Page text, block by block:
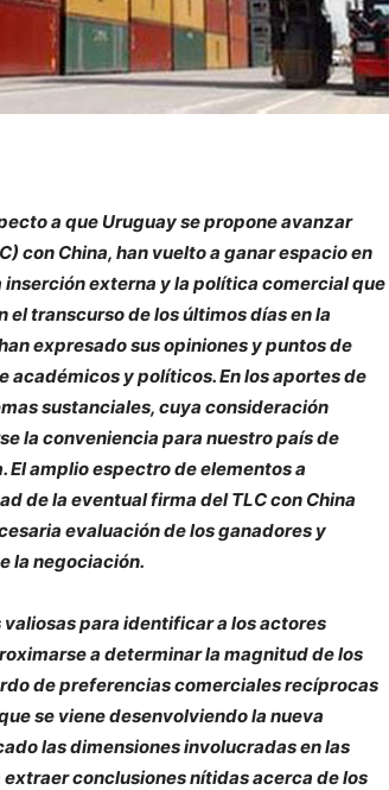
a que Uruguay se propone avanzar
con China, han vuelto a ganar espacio en
externa y la política comercial que
el transcurso de los últimos días en la
expresado sus opiniones y puntos de
y políticos. En los aportes de
sustanciales, cuya consideración
la conveniencia para nuestro país de
El amplio espectro de elementos a
de la eventual firma del TLC con China
evaluación de los ganadores y
la negociación.
para identificar a los actores
a determinar la magnitud de los
de preferencias comerciales recíprocas
se viene desenvolviendo la nueva
las dimensiones involucradas en las
conclusiones nítidas acerca de los